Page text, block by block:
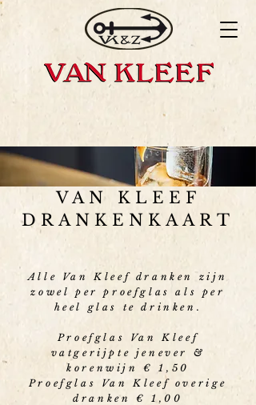
VAN KLEEF
DRANKENKAART
Alle Van Kleef dranken zijn
zowel per proefglas als per
heel glas te drinken.
Proefglas Van Kleef
vatgerijpte jenever &
korenwijn € 1,50
Proefglas Van Kleef overige
dranken € 1,00